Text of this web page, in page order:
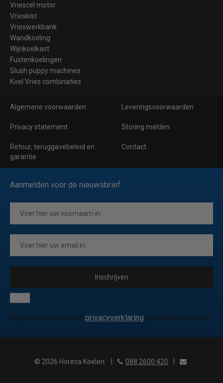
Vriescel motor
Vrieskist
Vrieswerkbank
Wandkoeling
Wijnkoelkast
Fustenkoelingen
Slush puppy machines
Koel Vries combinaties
Algemene voorwaarden Leveringsvoorwaarden
Privacy statement Storing melden
Retour, teruggavebeleid en
garantie
Contact
Aanmelden voor de nieuwsbrief
Inschrijven
Ik ga akkoord met de privacyverklaring van Horeca koelen
© 2026 Horeca Koelen 088 2600 420